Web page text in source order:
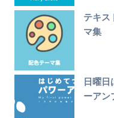
テキス
マ集
日曜
ーアン